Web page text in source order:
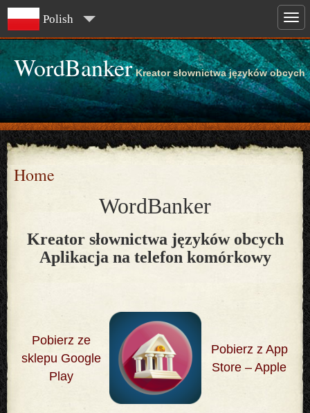
Polish
WordBanker Kreator słownictwa języków obcych
Home
WordBanker
Kreator słownictwa języków obcych
Aplikacja na telefon komórkowy
Pobierz ze
sklepu Google
Play
Pobierz z App
Store – Apple